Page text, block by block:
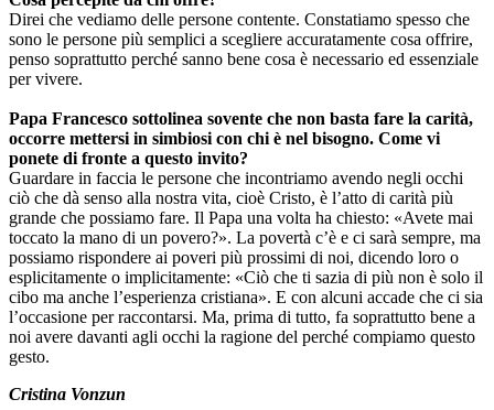
Direi che vediamo delle persone contente. Constatiamo spesso che
sono le persone più semplici a scegliere accuratamente cosa offrire,
penso soprattutto perché sanno bene cosa è necessario ed essenziale
per vivere.
Papa Francesco sottolinea sovente che non basta fare la carità,
occorre mettersi in simbiosi con chi è nel bisogno. Come vi
ponete di fronte a questo invito?
Guardare in faccia le persone che incontriamo avendo negli occhi
ciò che dà senso alla nostra vita, cioè Cristo, è l’atto di carità più
grande che possiamo fare. Il Papa una volta ha chiesto: «Avete mai
toccato la mano di un povero?». La povertà c’è e ci sarà sempre, ma
possiamo rispondere ai poveri più prossimi di noi, dicendo loro o
esplicitamente o implicitamente: «Ciò che ti sazia di più non è solo il
cibo ma anche l’esperienza cristiana». E con alcuni accade che ci sia
l’occasione per raccontarsi. Ma, prima di tutto, fa soprattutto bene a
noi avere davanti agli occhi la ragione del perché compiamo questo
gesto.
Cristina Vonzun